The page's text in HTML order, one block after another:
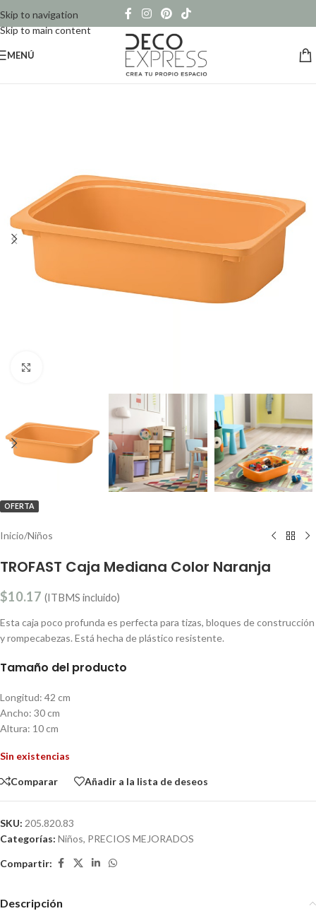
Skip to navigation
Skip to main content
MENÚ
OFERTA
Inicio/Niños
TROFAST Caja Mediana Color Naranja
$10.17 (ITBMS incluido)
Esta caja poco profunda es perfecta para tizas, bloques de construcción
y rompecabezas. Está hecha de plástico resistente.
Tamaño del producto
Longitud: 42 cm
Ancho: 30 cm
Altura: 10 cm
Sin existencias
Comparar Añadir a la lista de deseos
SKU: 205.820.83
Categorías: Niños, PRECIOS MEJORADOS
Compartir:
Descripción